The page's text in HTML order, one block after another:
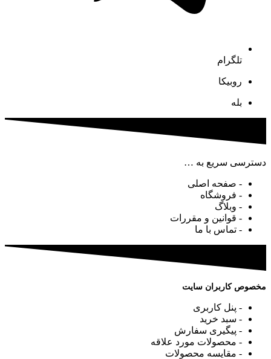
تلگرام
روبیکا
بله
دسترسی سریع به …
- صفحه اصلی
- فروشگاه
- وبلاگ
- قوانین و مقررات
- تماس با ما
مخصوص کاربران سایت
- پنل کاربری
- سبد خرید
- پیگیری سفارش
- محصولات مورد علاقه
- مقایسه محصولات